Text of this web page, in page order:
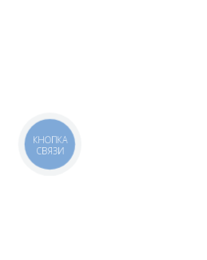
КНОПКА
СВЯЗИ